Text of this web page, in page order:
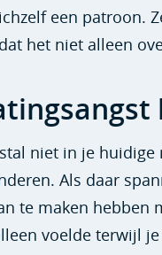
een patroon.
het niet alleen
niet in je
Als daar
te maken hebben
voelde terwijl